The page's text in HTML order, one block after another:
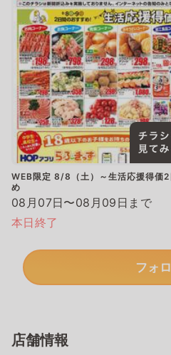
WEB限定 8/8（土）～生活応援得価2
め
08月07日〜08月09日まで
本日終了
フォ
店舗情報